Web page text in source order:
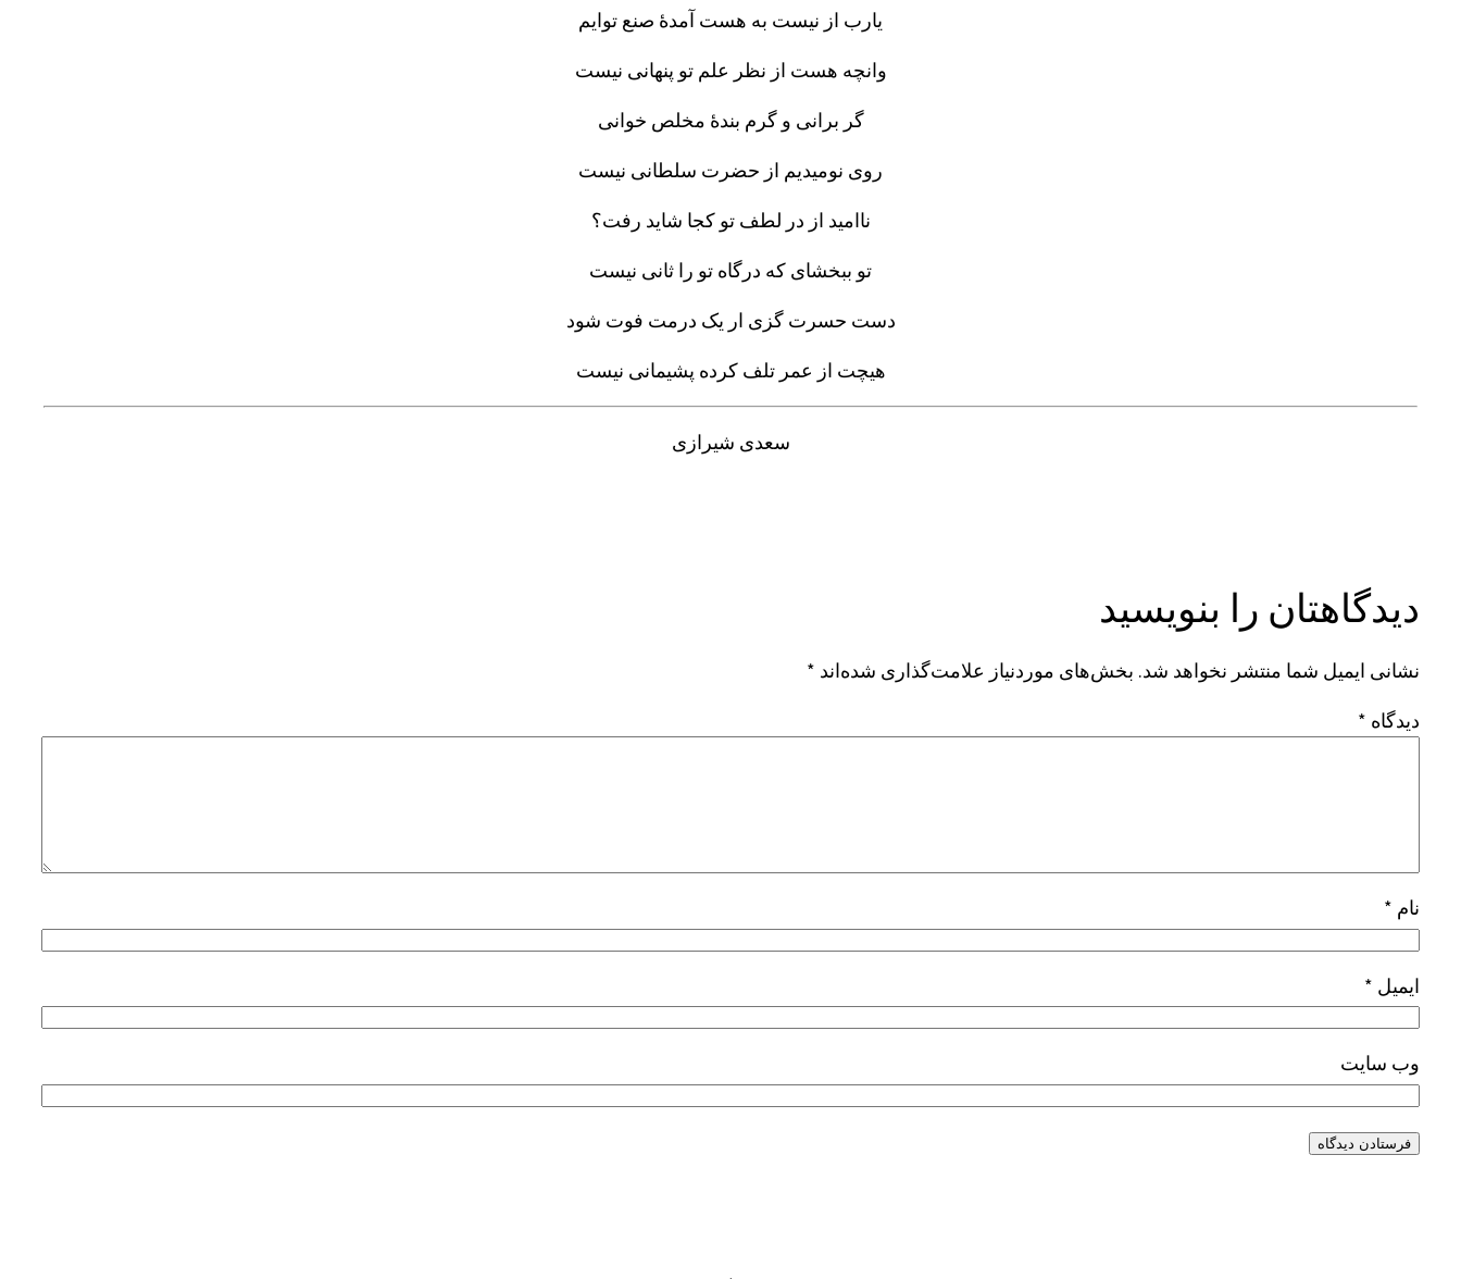
یارب از نیست به هست آمدهٔ صنع توایم
وانچه هست از نظر علم تو پنهانی نیست
گر برانی و گرم بندهٔ مخلص خوانی
روی نومیدیم از حضرت سلطانی نیست
ناامید از در لطف تو کجا شاید رفت؟
تو ببخشای که درگاه تو را ثانی نیست
دست حسرت گزی ار یک درمت فوت شود
هیچت از عمر تلف کرده پشیمانی نیست
سعدی شیرازی
دیدگاهتان را بنویسید
نشانی ایمیل شما منتشر نخواهد شد. بخش‌های موردنیاز علامت‌گذاری شده‌اند *
دیدگاه *
نام *
ایمیل *
وب‌ سایت